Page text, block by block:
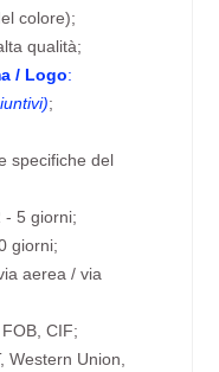
colore);
qualità;
/ Logo:
;
specifiche del
- 5 giorni;
giorni;
aerea / via
FOB, CIF;
Western Union,